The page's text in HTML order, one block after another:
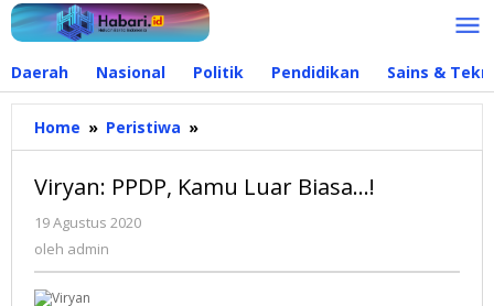
Lewati
ke
Daerah Nasional Politik Pendidikan Sains &
Home » Peristiwa »
PPDP,
Luar
Viryan: PPDP, Kamu Luar Biasa…!
19 Agustus 2020
oleh admin